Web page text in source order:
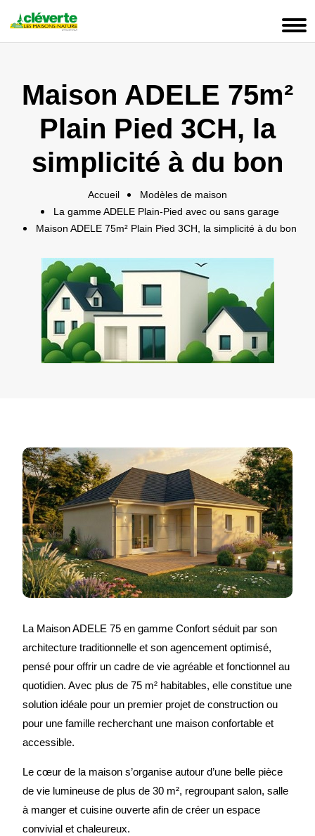
Maison ADELE 75m²
Plain Pied 3CH, la
simplicité à du bon
Accueil
Modèles de maison
La gamme ADELE Plain-Pied avec ou sans garage
Maison ADELE 75m² Plain Pied 3CH, la simplicité à du bon
La Maison ADELE 75 en gamme Confort séduit par son
architecture traditionnelle et son agencement optimisé,
pensé pour offrir un cadre de vie agréable et fonctionnel au
quotidien. Avec plus de 75 m² habitables, elle constitue une
solution idéale pour un premier projet de construction ou
pour une famille recherchant une maison confortable et
accessible.
Le cœur de la maison s’organise autour d’une belle pièce
de vie lumineuse de plus de 30 m², regroupant salon, salle
à manger et cuisine ouverte afin de créer un espace
convivial et chaleureux.